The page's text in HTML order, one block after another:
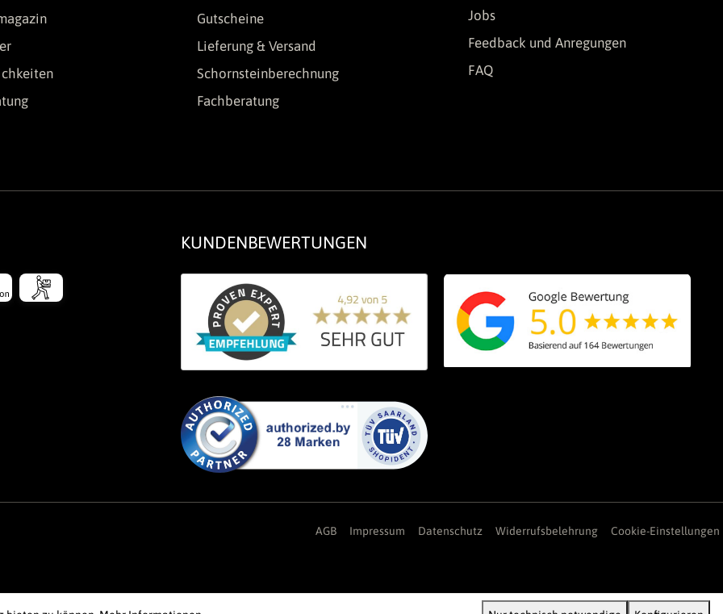
Gutscheine
Lieferung & Versand
Schornsteinberechnung
Fachberatung
Jobs
Feedback und Anregungen
FAQ
KUNDENBEWERTUNGEN
AGB Impressum Datenschutz Widerrufsbelehrung Cookie-Einstellungen